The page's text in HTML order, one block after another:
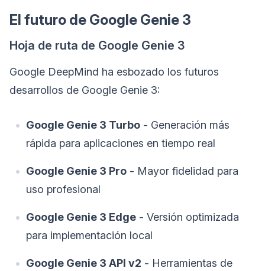
El futuro de Google Genie 3
Hoja de ruta de Google Genie 3
Google DeepMind ha esbozado los futuros
desarrollos de Google Genie 3:
Google Genie 3 Turbo - Generación más
rápida para aplicaciones en tiempo real
Google Genie 3 Pro - Mayor fidelidad para
uso profesional
Google Genie 3 Edge - Versión optimizada
para implementación local
Google Genie 3 API v2 - Herramientas de